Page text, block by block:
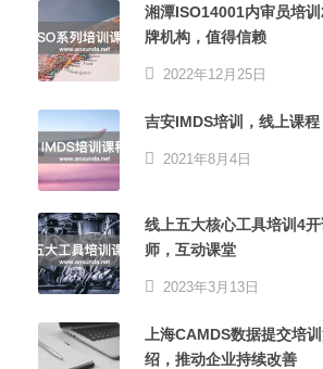
湘潭ISO14001内审员培
牌机构，值得信赖
2022年12月25日
吉安IMDS培训，线上课
2021年8月4日
线上五大核心工具培训4
师，互动课堂
2023年3月13日
上海CAMDS数据提交培
绍，推动企业持续改善